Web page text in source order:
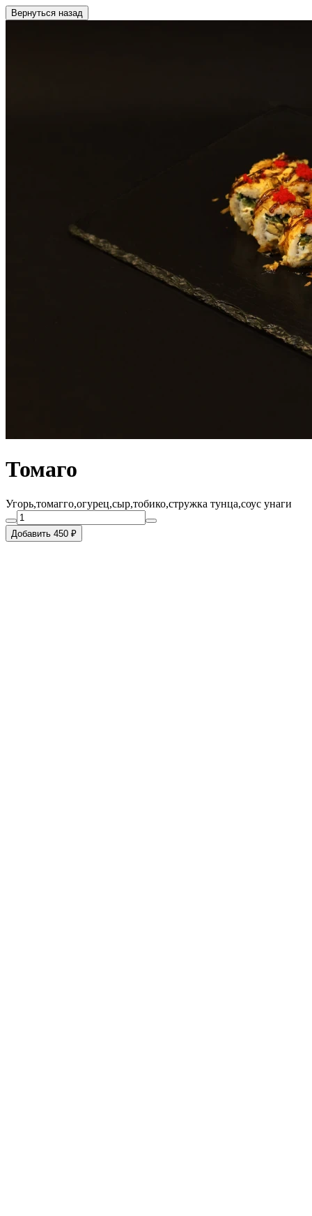
Вернуться назад
Томаго
Угорь,томагго,огурец,сыр,тобико,стружка тунца,соус унаги
Добавить 450 ₽